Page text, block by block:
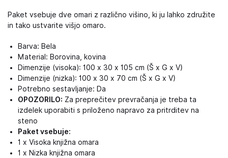
Paket vsebuje dve omari z različno višino, ki ju lahko združite
in tako ustvarite višjo omaro.
Barva: Bela
Material: Borovina, kovina
Dimenzije (visoka): 100 x 30 x 105 cm (Š x G x V)
Dimenzije (nizka): 100 x 30 x 70 cm (Š x G x V)
Potrebno sestavljanje: Da
OPOZORILO: Za preprečitev prevračanja je treba ta
izdelek uporabiti s priloženo napravo za pritrditev na
steno
Paket vsebuje:
1 x Visoka knjižna omara
1 x Nizka knjižna omara